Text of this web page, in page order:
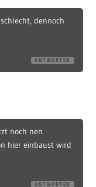
dennoch
ANTWORTEN
noch nen
hier einbaust wird
ANTWORTEN